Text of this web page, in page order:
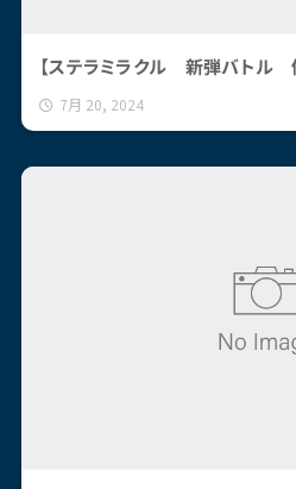
【ステラミラクル 新弾バトル
7月 20, 2024